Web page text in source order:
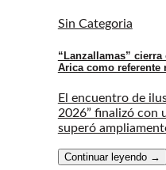
Sin Categoria
“Lanzallamas”
Arica como
El encuentro de
2026” finalizó con
superó
Continuar leyendo →